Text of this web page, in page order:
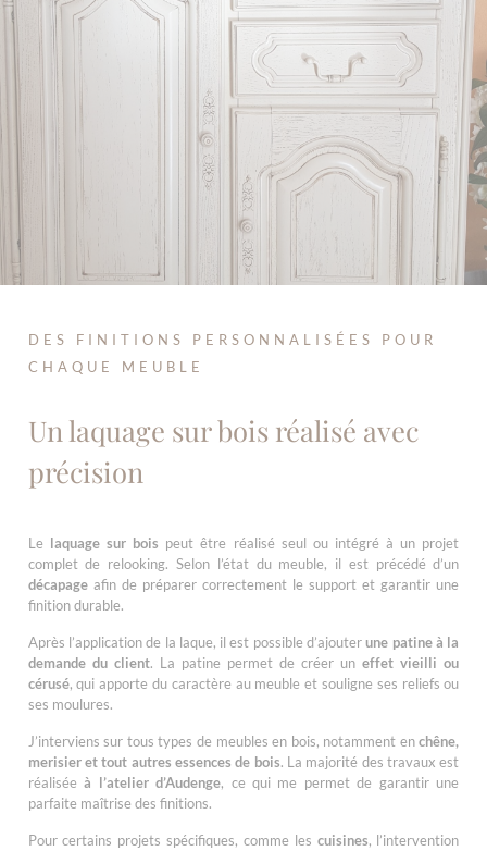
DES FINITIONS PERSONNALISÉES POUR
CHAQUE MEUBLE
Un laquage sur bois réalisé avec
précision
Le laquage sur bois peut être réalisé seul ou intégré à un projet
complet de relooking. Selon l’état du meuble, il est précédé d’un
décapageafin de préparer correctement le support et garantir une
finition durable.
Après l’application de la laque, il est possible d’ajouterune patine à la
demande du client. La patine permet de créer uneffet vieilli ou
cérusé, qui apporte du caractère au meuble et souligne ses reliefs ou
ses moulures.
J’interviens sur tous types de meubles en bois, notamment enchêne,
merisier et tout autres essences de bois. La majorité des travaux est
réaliséeà l’atelier d’Audenge, ce qui me permet de garantir une
parfaite maîtrise des finitions.
Pour certains projets spécifiques, comme les cuisines, l’intervention